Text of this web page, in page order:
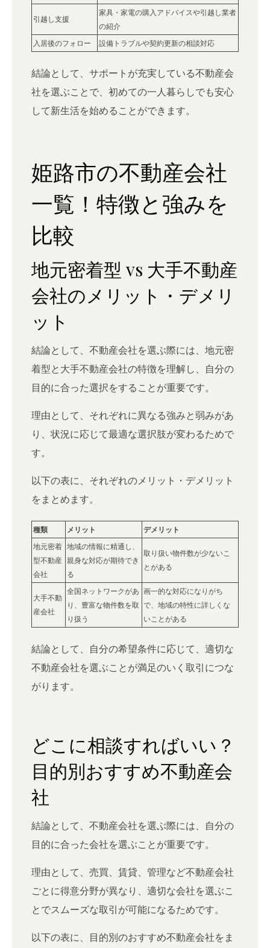
引越し支援
家具・家電の購入アドバイスや引越し業者
の紹介
入居後のフォロー
設備トラブルや契約更新の相談対応
結論として、サポートが充実している不動産会
社を選ぶことで、初めての一人暮らしでも安心
して新生活を始めることができます。
姫路市の不動産会社
一覧！特徴と強みを
比較
地元密着型 vs 大手不動産
会社のメリット・デメリ
ット
結論として、不動産会社を選ぶ際には、地元密
着型と大手不動産会社の特徴を理解し、自分の
目的に合った選択をすることが重要です。
理由として、それぞれに異なる強みと弱みがあ
り、状況に応じて最適な選択肢が変わるためで
す。
以下の表に、それぞれのメリット・デメリット
をまとめます。
種類 メリット
デメリット
地元密着
型不動産
会社
地域の情報に精通し、
親身な対応が期待でき
る
取り扱い物件数が少ないこ
とがある
大手不動
産会社
全国ネットワークがあ
り、豊富な物件数を取
り扱う
画一的な対応になりがち
で、地域の特性に詳しくな
いことがある
結論として、自分の希望条件に応じて、適切な
不動産会社を選ぶことが満足のいく取引につな
がります。
どこに相談すればいい？
目的別おすすめ不動産会
社
結論として、不動産会社を選ぶ際には、自分の
目的に合った会社を選ぶことが重要です。
理由として、売買、賃貸、管理など不動産会社
ごとに得意分野が異なり、適切な会社を選ぶこ
とでスムーズな取引が可能になるためです。
以下の表に、目的別のおすすめ不動産会社をま